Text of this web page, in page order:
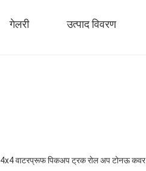
गेलरी उत्पाद विवरण
4x4 वाटरप्रूफ पिकअप ट्रक रोल अप टोनऊ कवर